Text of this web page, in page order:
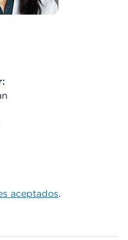
aceptados.